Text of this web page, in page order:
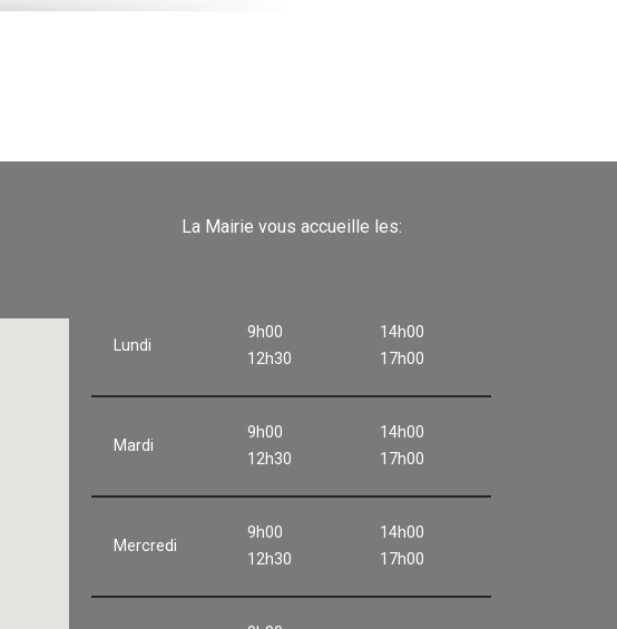
La Mairie vous accueille les:
Lundi
9h00
12h30
14h00
17h00
Mardi
9h00
12h30
14h00
17h00
Mercredi
9h00
12h30
14h00
17h00